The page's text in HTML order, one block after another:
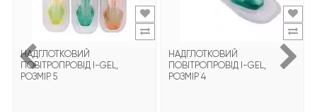
НАДГЛОТКОВИЙ
ПОВІТРОПРОВІД I-GEL,
РОЗМІР 5
НАДГЛОТКОВИЙ
ПОВІТРОПРОВІД I-GEL,
РОЗМІР 4